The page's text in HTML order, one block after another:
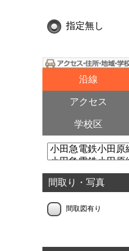
指定無し
沿線
アクセス
学校区
間取り・写真
間取図有り